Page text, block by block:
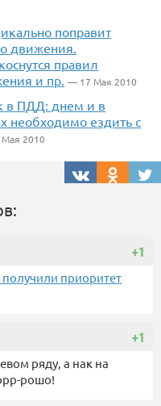
поправит
движения.
правил
и пр. — 17 Мая 2010
в ПДД: днем и в
необходимо ездить с
2010
+1
приоритет
+1
ряду, а нак на
рошо!